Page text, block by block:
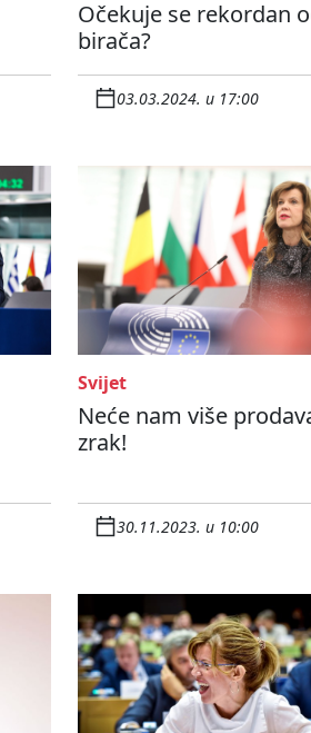
Očekuje se rekordan
birača?
03.03.2024. u 17:00
Svijet
Neće nam više
zrak!
30.11.2023. u 10:00